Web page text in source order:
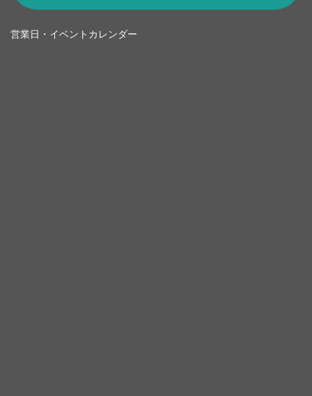
営業日・イベントカレンダー